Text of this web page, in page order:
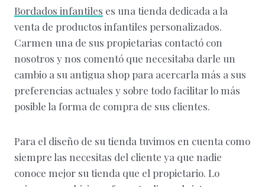
Bordados infantiles es una tienda dedicada a la
venta de productos infantiles personalizados.
Carmen una de sus propietarias contactó con
nosotros y nos comentó que necesitaba darle un
cambio a su antigua shop para acercarla más a sus
preferencias actuales y sobre todo facilitar lo más
posible la forma de compra de sus clientes.
Para el diseño de su tienda tuvimos en cuenta como
siempre las necesitas del cliente ya que nadie
conoce mejor su tienda que el propietario. Lo